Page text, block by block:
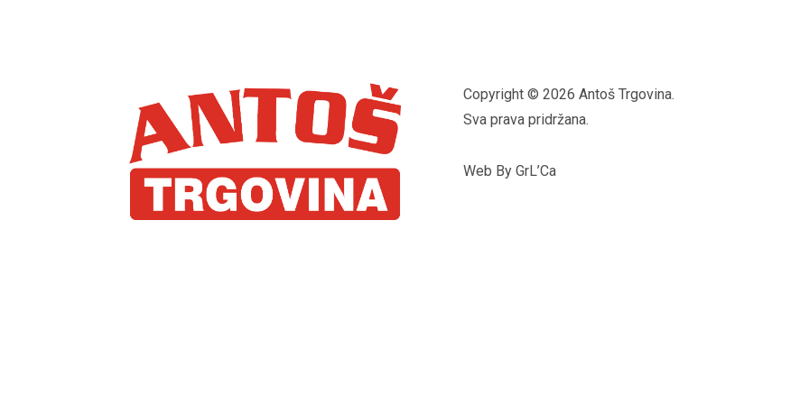
Copyright © 2026 Antoš Trgovina.
Sva prava pridržana.
Web By GrL’Ca